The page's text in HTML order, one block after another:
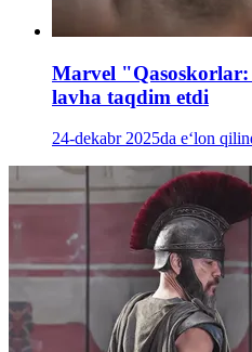
Marvel
lavha taqdim etdi
24-dekabr 2025da e‘lon